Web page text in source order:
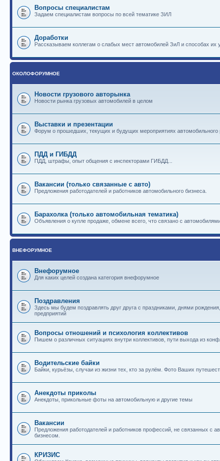
Вопросы специалистам
Задаем специалистам вопросы по всей тематике ЗИЛ
Доработки
Рассказываем коллегам о слабых мест автомобилей ЗиЛ и способах их
ОКОЛОФОРУМНОЕ
Новости грузового авторынка
Новости рынка грузовых автомобилей в целом
Выставки и презентации
Форум о прошедших, текущих и будущих мероприятиях автомобильного
ПДД и ГИБДД
ПДД, штрафы, опыт общения с инспекторами ГИБДД...
Вакансии (только связанные с авто)
Предложения работодателей и работников автомобильного бизнеса.
Барахолка (только автомобильная тематика)
Объявления о купле продаже, обмене всего, что связано с
ВНЕФОРУМНОЕ
Внефорумное
Для каких целей создана категория внефорумное
Поздравления
Здесь мы будем поздравлять друг друга с праздниками, днями
предприятий
Вопросы отношений и психология коллективов
Пишем о различных ситуациях внутри коллективов, пути выхода из
Водительские байки
Байки, курьёзы, случаи из жизни тех, кто за рулём. Фото Ваших
Анекдоты приколы
Анекдоты, прикольные фоты на автомобильную и другие темы
Вакансии
Предложения работодателей и работников профессий, не связанных с
бизнесом.
КРИЗИС